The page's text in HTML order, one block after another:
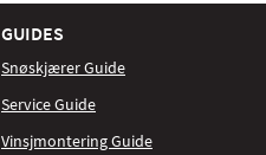
GUIDES
Snøskjærer Guide
Service Guide
Vinsjmontering Guide